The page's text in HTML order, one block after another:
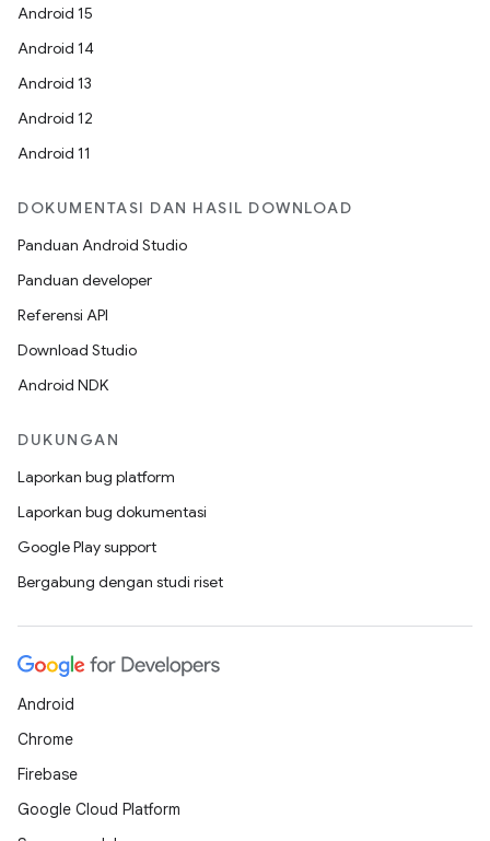
Android 15
Android 14
Android 13
Android 12
Android 11
DOKUMENTASI DAN HASIL DOWNLOAD
Panduan Android Studio
Panduan developer
Referensi API
Download Studio
Android NDK
DUKUNGAN
Laporkan bug platform
Laporkan bug dokumentasi
Google Play support
Bergabung dengan studi riset
Android
Chrome
Firebase
Google Cloud Platform